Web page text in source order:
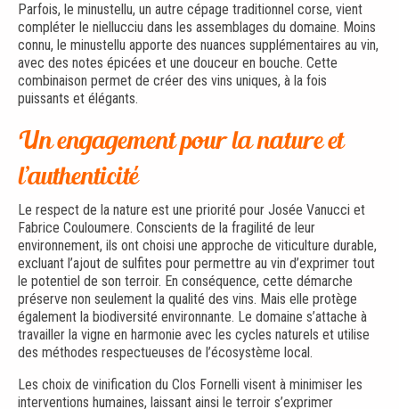
Parfois, le minustellu, un autre cépage traditionnel corse, vient
compléter le niellucciu dans les assemblages du domaine. Moins
connu, le minustellu apporte des nuances supplémentaires au vin,
avec des notes épicées et une douceur en bouche. Cette
combinaison permet de créer des vins uniques, à la fois
puissants et élégants.
Un engagement pour la nature et
l’authenticité
Le respect de la nature est une priorité pour Josée Vanucci et
Fabrice Couloumere. Conscients de la fragilité de leur
environnement, ils ont choisi une approche de viticulture durable,
excluant l’ajout de sulfites pour permettre au vin d’exprimer tout
le potentiel de son terroir. En conséquence, cette démarche
préserve non seulement la qualité des vins. Mais elle protège
également la biodiversité environnante. Le domaine s’attache à
travailler la vigne en harmonie avec les cycles naturels et utilise
des méthodes respectueuses de l’écosystème local.
Les choix de vinification du Clos Fornelli visent à minimiser les
interventions humaines, laissant ainsi le terroir s’exprimer